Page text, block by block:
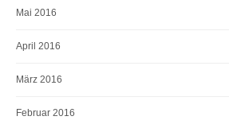
Mai 2016
April 2016
März 2016
Februar 2016